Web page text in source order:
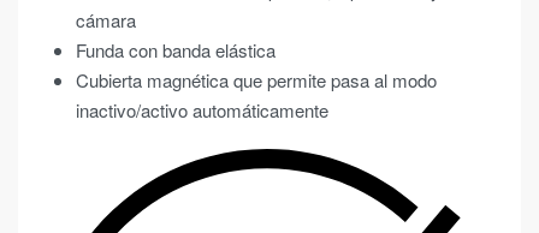
cámara
Funda con banda elástica
Cubierta magnética que permite pasa al modo
inactivo/activo automáticamente